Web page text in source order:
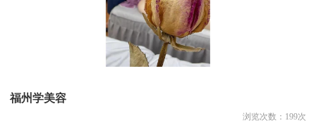
福州学美容
浏览次数： 199次